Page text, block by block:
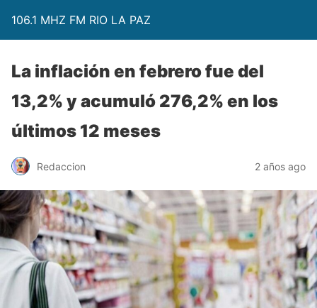
106.1 MHZ FM RIO LA PAZ
La inflación en febrero fue del
13,2% y acumuló 276,2% en los
últimos 12 meses
Redaccion 2 años ago